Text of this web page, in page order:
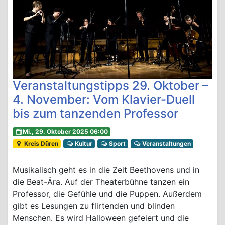
Veranstaltungstipps 29. Oktober –
4. November: Vom Klavier-Duell
bis zum tanzenden Professor
Mi., 29. Oktober 2025 06:00
Kreis Düren
Kultur Sport Veranstaltungen
Musikalisch geht es in die Zeit Beethovens und in
die Beat-Ära. Auf der Theaterbühne tanzen ein
Professor, die Gefühle und die Puppen. Außerdem
gibt es Lesungen zu flirtenden und blinden
Menschen. Es wird Halloween gefeiert und die